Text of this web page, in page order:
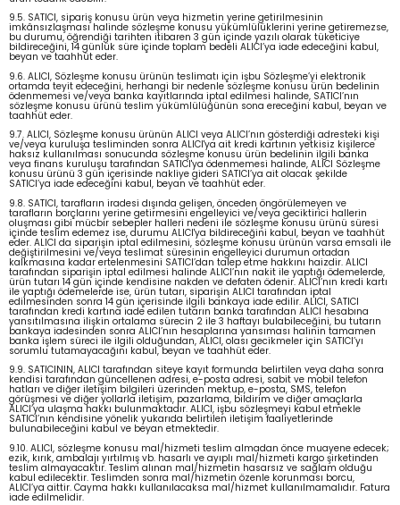
9.5. SATICI, sipariş konusu ürün veya hizmetin yerine getirilmesinin
imkânsızlaşması halinde sözleşme konusu yükümlülüklerini yerine getiremezse,
bu durumu, öğrendiği tarihten itibaren 3 gün içinde yazılı olarak tüketiciye
bildireceğini, 14 günlük süre içinde toplam bedeli ALICI’ya iade edeceğini kabul,
beyan ve taahhüt eder.
9.6. ALICI, Sözleşme konusu ürünün teslimatı için işbu Sözleşme’yi elektronik
ortamda teyit edeceğini, herhangi bir nedenle sözleşme konusu ürün bedelinin
ödenmemesi ve/veya banka kayıtlarında iptal edilmesi halinde, SATICI’nın
sözleşme konusu ürünü teslim yükümlülüğünün sona ereceğini kabul, beyan ve
taahhüt eder.
9.7. ALICI, Sözleşme konusu ürünün ALICI veya ALICI’nın gösterdiği adresteki kişi
ve/veya kuruluşa tesliminden sonra ALICI'ya ait kredi kartının yetkisiz kişilerce
haksız kullanılması sonucunda sözleşme konusu ürün bedelinin ilgili banka
veya finans kuruluşu tarafından SATICI'ya ödenmemesi halinde, ALICI Sözleşme
konusu ürünü 3 gün içerisinde nakliye gideri SATICI’ya ait olacak şekilde
SATICI’ya iade edeceğini kabul, beyan ve taahhüt eder.
9.8. SATICI, tarafların iradesi dışında gelişen, önceden öngörülemeyen ve
tarafların borçlarını yerine getirmesini engelleyici ve/veya geciktirici hallerin
oluşması gibi mücbir sebepler halleri nedeni ile sözleşme konusu ürünü süresi
içinde teslim edemez ise, durumu ALICI'ya bildireceğini kabul, beyan ve taahhüt
eder. ALICI da siparişin iptal edilmesini, sözleşme konusu ürünün varsa emsali ile
değiştirilmesini ve/veya teslimat süresinin engelleyici durumun ortadan
kalkmasına kadar ertelenmesini SATICI’dan talep etme hakkını haizdir. ALICI
tarafından siparişin iptal edilmesi halinde ALICI’nın nakit ile yaptığı ödemelerde,
ürün tutarı 14 gün içinde kendisine nakden ve defaten ödenir. ALICI’nın kredi kartı
ile yaptığı ödemelerde ise, ürün tutarı, siparişin ALICI tarafından iptal
edilmesinden sonra 14 gün içerisinde ilgili bankaya iade edilir. ALICI, SATICI
tarafından kredi kartına iade edilen tutarın banka tarafından ALICI hesabına
yansıtılmasına ilişkin ortalama sürecin 2 ile 3 haftayı bulabileceğini, bu tutarın
bankaya iadesinden sonra ALICI’nın hesaplarına yansıması halinin tamamen
banka işlem süreci ile ilgili olduğundan, ALICI, olası gecikmeler için SATICI’yı
sorumlu tutamayacağını kabul, beyan ve taahhüt eder.
9.9. SATICININ, ALICI tarafından siteye kayıt formunda belirtilen veya daha sonra
kendisi tarafından güncellenen adresi, e-posta adresi, sabit ve mobil telefon
hatları ve diğer iletişim bilgileri üzerinden mektup, e-posta, SMS, telefon
görüşmesi ve diğer yollarla iletişim, pazarlama, bildirim ve diğer amaçlarla
ALICI’ya ulaşma hakkı bulunmaktadır. ALICI, işbu sözleşmeyi kabul etmekle
SATICI’nın kendisine yönelik yukarıda belirtilen iletişim faaliyetlerinde
bulunabileceğini kabul ve beyan etmektedir.
9.10. ALICI, sözleşme konusu mal/hizmeti teslim almadan önce muayene edecek;
ezik, kırık, ambalajı yırtılmış vb. hasarlı ve ayıplı mal/hizmeti kargo şirketinden
teslim almayacaktır. Teslim alınan mal/hizmetin hasarsız ve sağlam olduğu
kabul edilecektir. Teslimden sonra mal/hizmetin özenle korunması borcu,
ALICI’ya aittir. Cayma hakkı kullanılacaksa mal/hizmet kullanılmamalıdır. Fatura
iade edilmelidir.